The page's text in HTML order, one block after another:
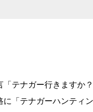
テナガー行きますか？
「テナガーハンティ